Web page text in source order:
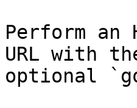
Perform an
URL with
optional